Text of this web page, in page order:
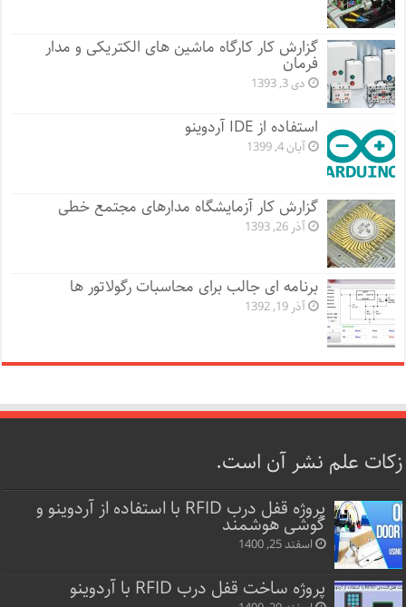
گزارش کار کارگاه ماشین های الکتریکی و مدار
فرمان
دی 3, 1393
استفاده از IDE آردوینو
آبان 4, 1399
گزارش کار آزمایشگاه مدارهای مجتمع خطی
آذر 26, 1393
برنامه ای جالب برای محاسبات رگولاتور ها
آذر 19, 1392
زکات علم نشر آن است.
پروژه قفل‌ درب RFID با استفاده از آردوینو و
گوشی هوشمند
اسفند 25, 1400
پروژه ساخت قفل‌ درب RFID با آردوینو